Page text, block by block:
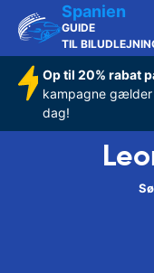
Spanien
GUIDE
TIL
Op til 20% rabat
kampagne gælder
dag!